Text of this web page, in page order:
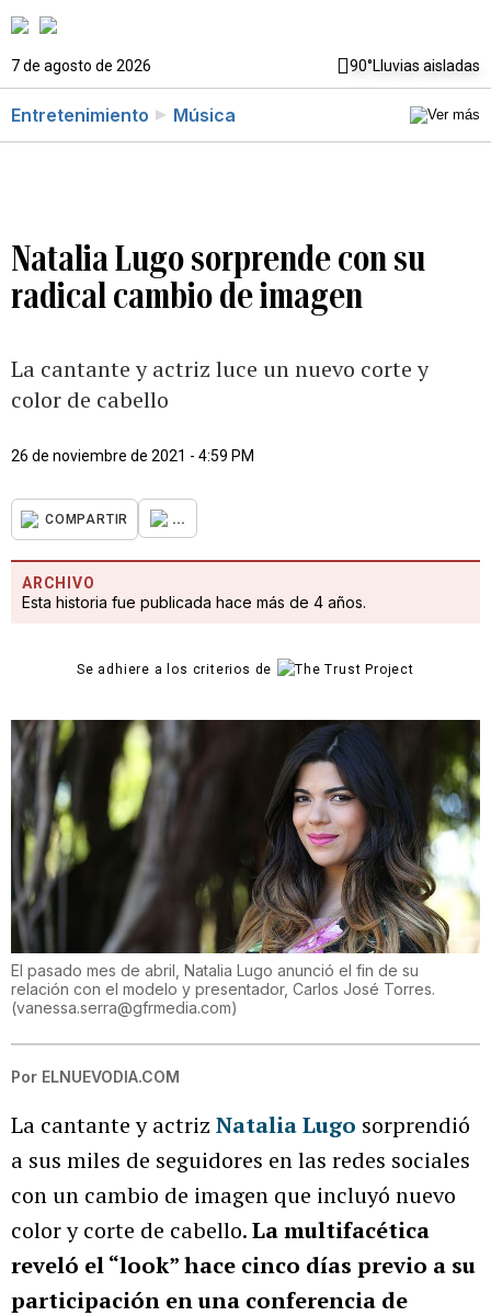
7 de agosto de 2026 90°Lluvias aisladas
Entretenimiento Música
Natalia Lugo sorprende con su
radical cambio de imagen
La cantante y actriz luce un nuevo corte y
color de cabello
26 de noviembre de 2021 - 4:59 PM
COMPARTIR ...
ARCHIVO
Esta historia fue publicada hace más de 4 años.
Se adhiere a los criterios de
El pasado mes de abril, Natalia Lugo anunció el fin de su
relación con el modelo y presentador, Carlos José Torres.
(vanessa.serra@gfrmedia.com)
Por ELNUEVODIA.COM
La cantante y actriz Natalia Lugo sorprendió
a sus miles de seguidores en las redes sociales
con un cambio de imagen que incluyó nuevo
color y corte de cabello.La multifacética
reveló el “look” hace cinco días previo a su
participación en una conferencia de